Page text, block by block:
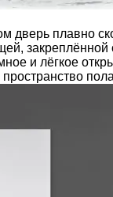
дверь плавно
закреплённой
и лёгкое